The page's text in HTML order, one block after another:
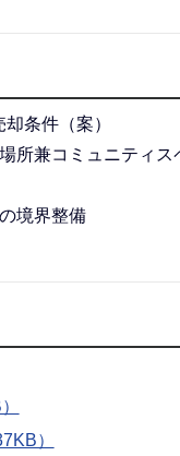
条件（案）
所兼コミュニティス
境界整備
）